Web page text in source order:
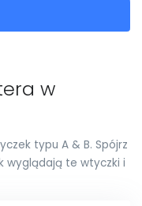
w
typu A & B. Spójrz
wyglądają te wtyczki i